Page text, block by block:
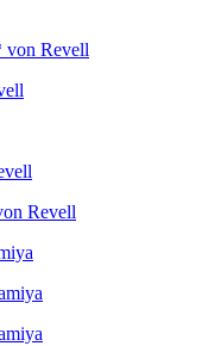
von Revell
Revell